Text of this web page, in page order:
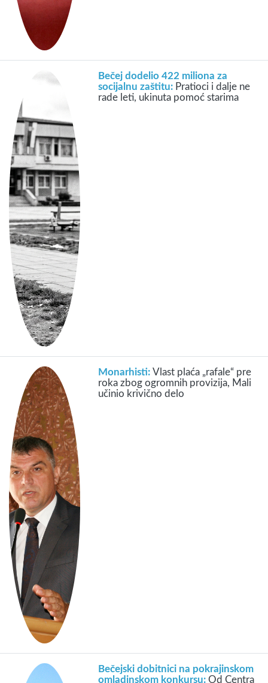
Bečej dodelio 422 miliona za
socijalnu zaštitu: Pratioci i dalje ne
rade leti, ukinuta pomoć starima
Monarhisti:Vlast plaća „rafale“ pre
roka zbog ogromnih provizija, Mali
učinio krivično delo
Bečejski dobitnici na pokrajinskom
omladinskom konkursu:Od Centra